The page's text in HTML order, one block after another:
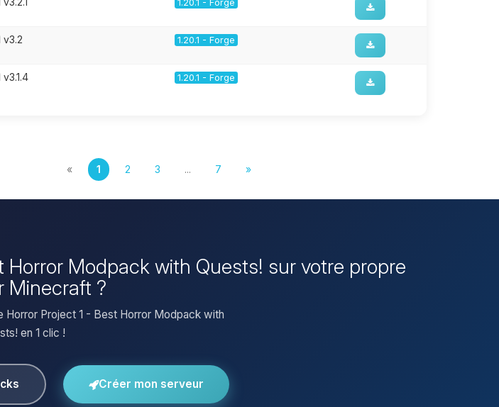
1.20.1 - Forge
v3.2 1.20.1 - Forge
1.20.1 - Forge
« 1 2 3 ... 7 »
Horror Modpack with Quests! sur votre propre
Minecraft ?
Project 1 - Best Horror Modpack with
en 1 clic !
Créer mon serveur